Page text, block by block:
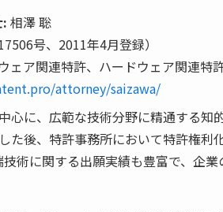
:相澤 聡
号、2011年4月登録）
ェア関連特許、ハードウェア関連特
attorney/saizawa/
に、広範な技術分野に精通する知
た後、特許事務所において特許権
術に関する出願実績も豊富で、企